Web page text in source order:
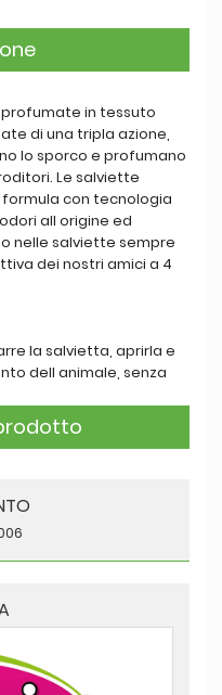
in tessuto
di una tripla azione,
lo sporco e profumano
Le salviette
formula con tecnologia
all origine ed
nelle salviette sempre
dei nostri amici a 4
la salvietta, aprirla e
dell animale, senza